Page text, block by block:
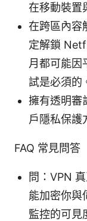
在移動裝置
在跨區內容
定解鎖
月都可能因
試是必須的
擁有透明審
戶隱私保護
FAQ 常見問答
問：VPN
能加密你與
監控的可見